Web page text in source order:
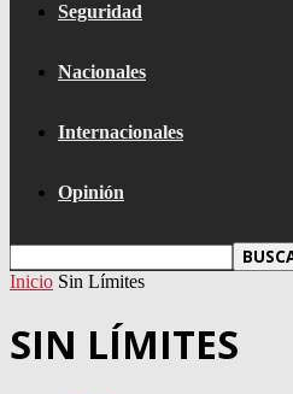
Seguridad
Nacionales
Internacionales
Opinión
Inicio Sin Límites
SIN LÍMITES